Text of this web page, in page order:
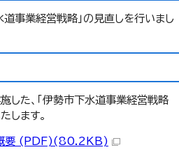
事業経営戦略」の見直しを行いまし
た、「伊勢市下水道事業経営戦略
します。
概要 (PDF)(80.2KB)